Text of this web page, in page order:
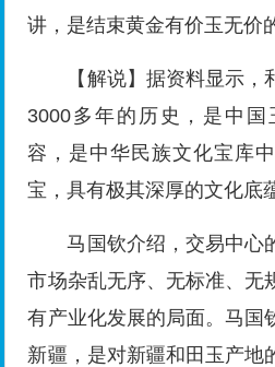
讲，是结束黄金有价玉无价
【解说】据资料显示
3000多年的历史，是中
容，是中华民族文化宝库
宝，具有极其深厚的文化底
马国钦介绍，交易中心
市场杂乱无序、无标准、无
有产业化发展的局面。马国
新疆，是对新疆和田玉产地